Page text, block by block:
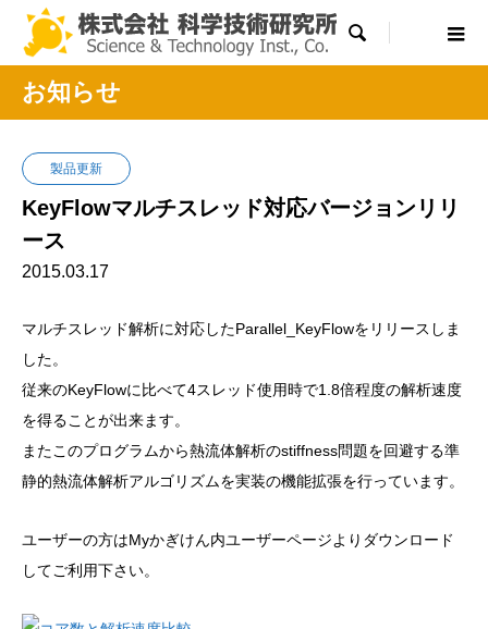

お知らせ
製品更新
KeyFlowマルチスレッド対応バージョンリリ
ース
2015.03.17
マルチスレッド解析に対応したParallel_KeyFlowをリリースしま
した。
従来のKeyFlowに比べて4スレッド使用時で1.8倍程度の解析速度
を得ることが出来ます。
またこのプログラムから熱流体解析のstiffness問題を回避する準
静的熱流体解析アルゴリズムを実装の機能拡張を行っています。
ユーザーの方はMyかぎけん内ユーザーページよりダウンロード
してご利用下さい。